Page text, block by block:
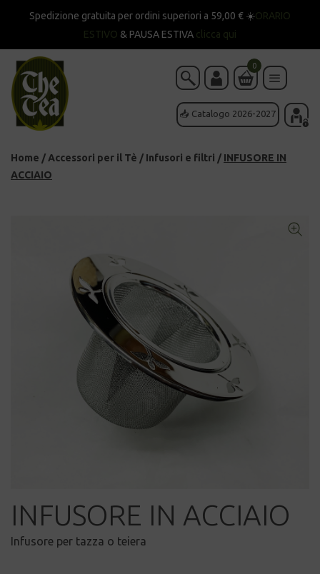
Spedizione gratuita per ordini superiori a 59,00 € ☀️ORARIO
ESTIVO & PAUSA ESTIVA clicca qui
📥 Catalogo 2026-2027
0
Home / Accessori per il Tè / Infusori e filtri / INFUSORE IN
ACCIAIO
INFUSORE IN ACCIAIO
Infusore per tazza o teiera